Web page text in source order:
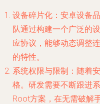
设备碎片化 ：安卓设备
队通过构建一个广泛的
应协议，能够动态调整
的特性。
系统权限与限制 ：随着
格。研发需要不断跟进
Root方案，在无需破解